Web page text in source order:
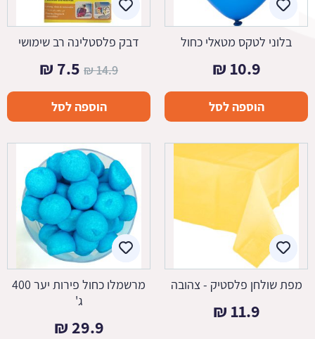
בלוני לטקס מטאלי כחול
10.9
₪
הוספה לסל
דבק פלסטלינה רב שימושי
14.9
₪ המחיר
המקורי
היה:
7.5
₪
הוספה לסל
מפת שולחן פלסטיק - צהובה
11.9
₪
מרשמלו כחול פירות יער 400
ג'
29.9
₪